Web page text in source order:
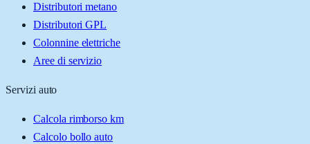
Distributori metano
Distributori GPL
Colonnine elettriche
Aree di servizio
Servizi auto
Calcola rimborso km
Calcolo bollo auto